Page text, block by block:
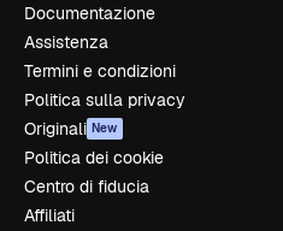
Documentazione
Assistenza
Termini e condizioni
Politica sulla privacy
Originali New
Politica dei cookie
Centro di fiducia
Affiliati